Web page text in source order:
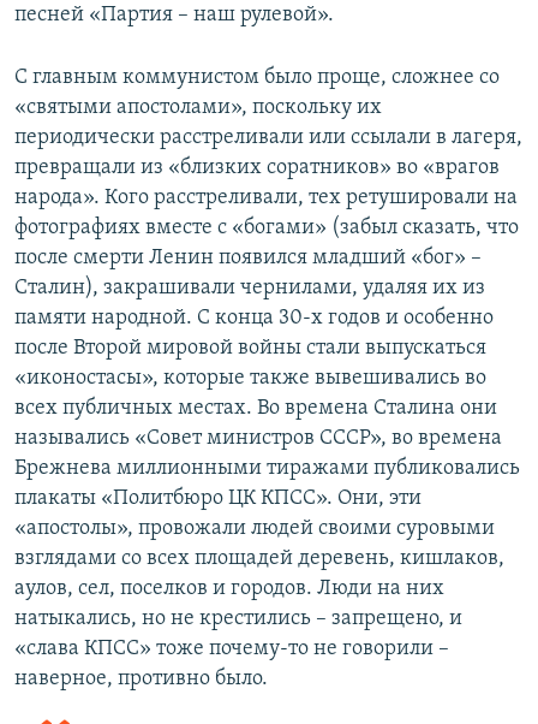
песней «Партия – наш рулевой».
С главным коммунистом было проще, сложнее со
«святыми апостолами», поскольку их
периодически расстреливали или ссылали в лагеря,
превращали из «близких соратников» во «врагов
народа». Кого расстреливали, тех ретушировали на
фотографиях вместе с «богами» (забыл сказать, что
после смерти Ленин появился младший «бог» –
Сталин), закрашивали чернилами, удаляя их из
памяти народной. С конца 30-х годов и особенно
после Второй мировой войны стали выпускаться
«иконостасы», которые также вывешивались во
всех публичных местах. Во времена Сталина они
назывались «Совет министров СССР», во времена
Брежнева миллионными тиражами публиковались
плакаты «Политбюро ЦК КПСС». Они, эти
«апостолы», провожали людей своими суровыми
взглядами со всех площадей деревень, кишлаков,
аулов, сел, поселков и городов. Люди на них
натыкались, но не крестились – запрещено, и
«слава КПСС» тоже почему-то не говорили –
наверное, противно было.